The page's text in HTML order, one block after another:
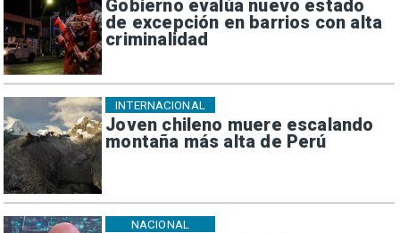
Gobierno evalúa nuevo estado
de excepción en barrios con alta
criminalidad
Joven chileno muere escalando
montaña más alta de Perú
INTERNACIONAL
NACIONAL